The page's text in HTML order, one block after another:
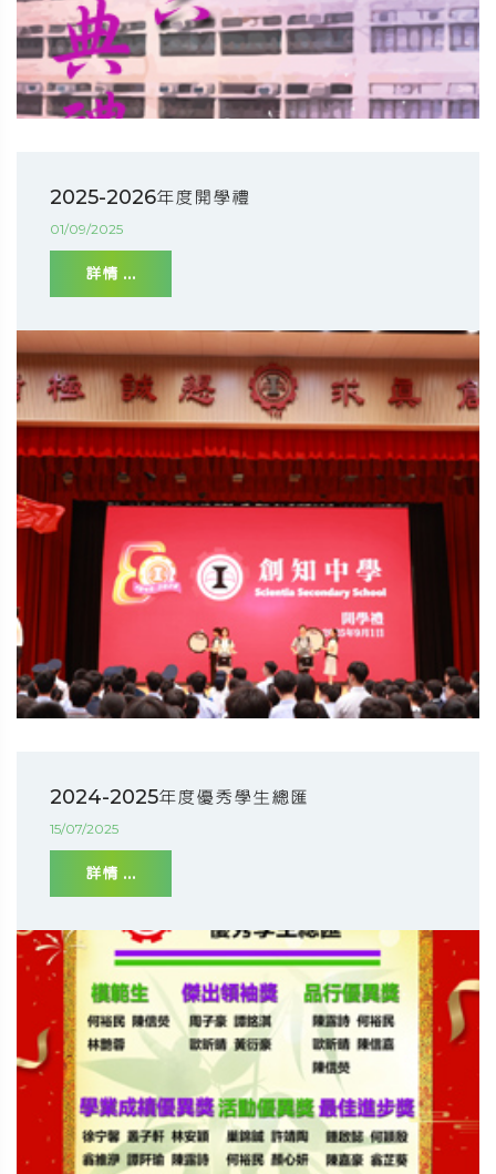
2025-2026年度開學禮
01/09/2025
詳情 ...
2024-2025年度優秀學生總匯
15/07/2025
詳情 ...